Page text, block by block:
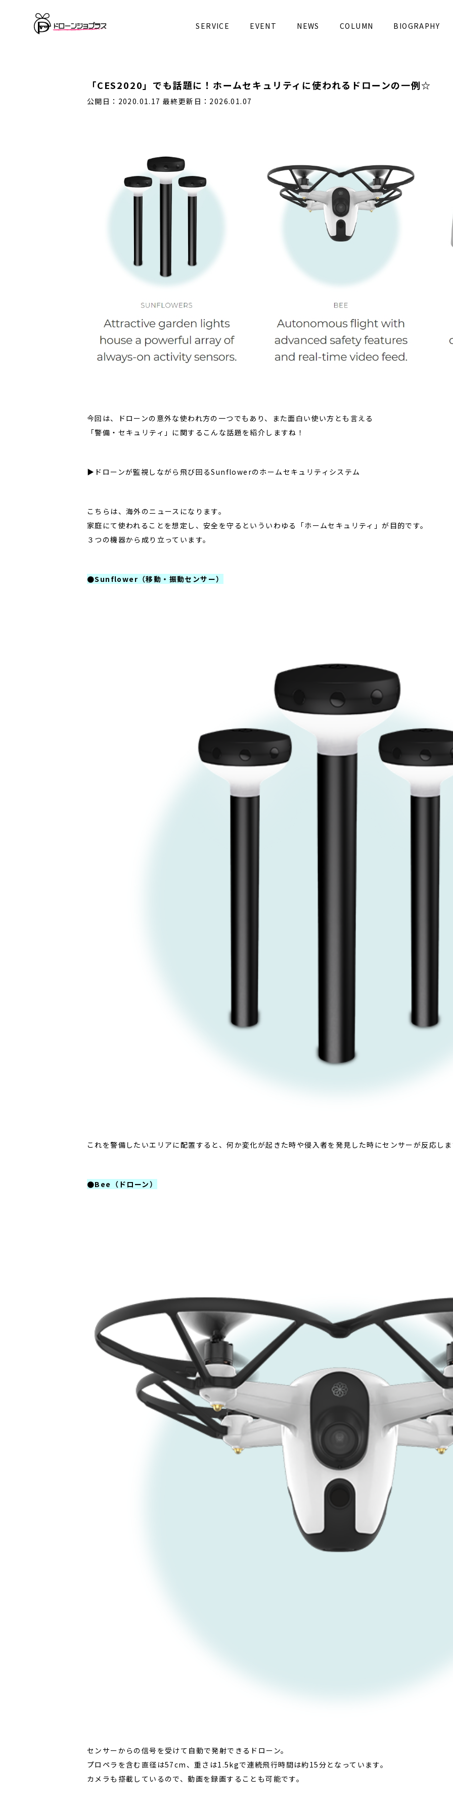
SERVICE EVENT NEWS COLUMN BIOGRAPHY
「CES2020」でも話題に！ホームセキュリティに使われるドローンの一例☆
公開日：2020.01.17 最終更新日：2026.01.07
今回は、ドローンの意外な使われ方の一つでもあり、また面白い使い方とも言える
「警備・セキュリティ」に関するこんな話題を紹介しますね！
▶ドローンが監視しながら飛び回るSunflowerのホームセキュリティシステム
こちらは、海外のニュースになります。
家庭にて使われることを想定し、安全を守るといういわゆる「ホームセキュリティ」が目的です。
３つの機器から成り立っています。
●Sunflower（移動・振動センサー）
これを警備したいエリアに配置すると、何か変化が起きた時や侵入者を発見した時にセンサーが反応し
●Bee（ドローン）
センサーからの信号を受けて自動で発射できるドローン。
プロペラを含む直径は57cm、重さは1.5kgで連続飛行時間は約15分となっています。
カメラも搭載しているので、動画を録画することも可能です。